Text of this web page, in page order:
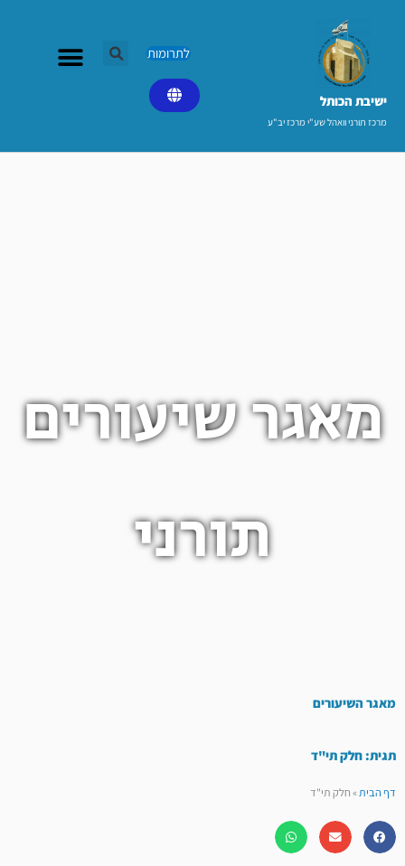
ישיבת הכותל​
מרכז תורני וואהל שע"י מרכז יב"ע
לתרומות
מאגר שיעורים
תורני
מאגר השיעורים
תגית: חלק תי"ד
דף הבית»חלק תי"ד